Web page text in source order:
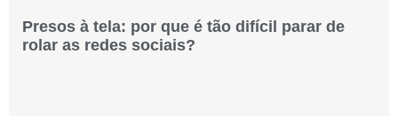
Presos à tela: por que é tão difícil parar de
rolar as redes sociais?